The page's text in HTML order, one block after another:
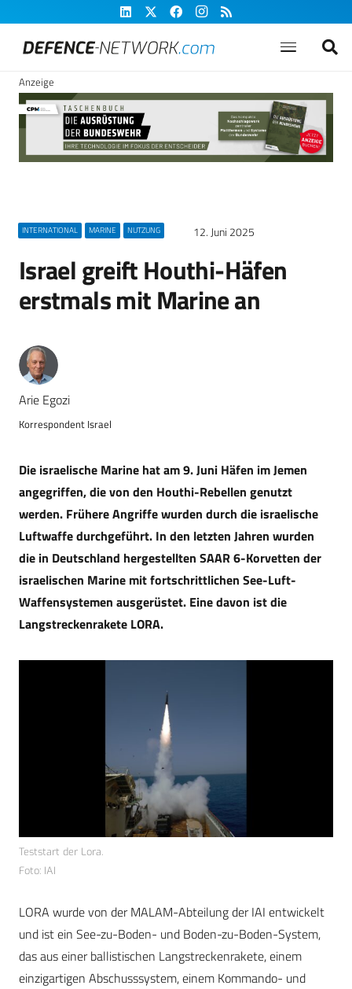
Anzeige
INTERNATIONAL MARINE NUTZUNG 12. Juni 2025
Israel greift Houthi-Häfen
erstmals mit Marine an
Arie Egozi
Korrespondent Israel
Die israelische Marine hat am 9. Juni Häfen im Jemen
angegriffen, die von den Houthi-Rebellen genutzt
werden. Frühere Angriffe wurden durch die israelische
Luftwaffe durchgeführt. In den letzten Jahren wurden
die in Deutschland hergestellten SAAR 6-Korvetten der
israelischen Marine mit fortschrittlichen See-Luft-
Waffensystemen ausgerüstet. Eine davon ist die
Langstreckenrakete LORA.
Teststart der Lora.
Foto: IAI
LORA wurde von der MALAM-Abteilung der IAI entwickelt
und ist ein See-zu-Boden- und Boden-zu-Boden-System,
das aus einer ballistischen Langstreckenrakete, einem
einzigartigen Abschusssystem, einem Kommando- und